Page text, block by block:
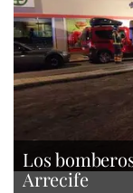
Los
Arrecife